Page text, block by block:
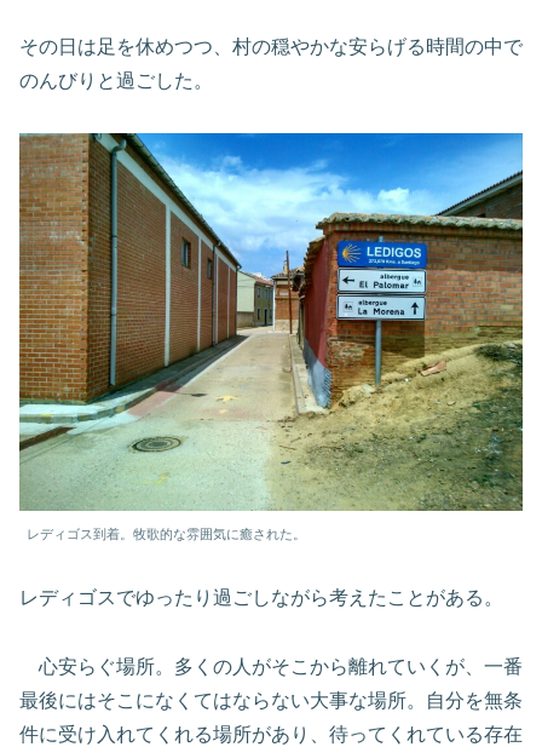
その日は足を休めつつ、村の穏やかな安らげる時間の中で
のんびりと過ごした。
レディゴス到着。牧歌的な雰囲気に癒された。
レディゴスでゆったり過ごしながら考えたことがある。
心安らぐ場所。多くの人がそこから離れていくが、一番
最後にはそこになくてはならない大事な場所。自分を無条
件に受け入れてくれる場所があり、待ってくれている存在